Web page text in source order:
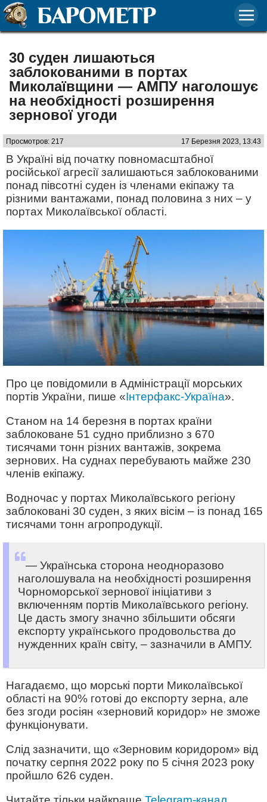
30 суден лишаються
заблокованими в портах
Миколаївщини — АМПУ наголошує
на необхідності розширення
зернової угоди
Просмотров: 217 17 Березня 2023, 13:43
В Україні від початку повномасштабної
російської агресії залишаються заблокованими
понад півсотні суден із членами екіпажу та
різними вантажами, понад половина з них – у
портах Миколаївської області.
Про це повідомили в Адміністрації морських
портів України, пише «Інтерфакс-Україна».
Станом на 14 березня в портах країни
заблоковане 51 судно приблизно з 670
тисячами тонн різних вантажів, зокрема
зернових. На суднах перебувають майже 230
членів екіпажу.
Водночас у портах Миколаївського регіону
заблоковані 30 суден, з яких вісім – із понад 165
тисячами тонн агропродукції.
— Українська сторона неодноразово
наголошувала на необхідності розширення
Чорноморської зернової ініціативи з
включенням портів Миколаївського регіону.
Це дасть змогу значно збільшити обсяги
експорту українського продовольства до
нужденних країн світу, – зазначили в АМПУ.
Нагадаємо, що морські порти Миколаївської
області на 90% готові до експорту зерна, але
без згоди росіян «зерновий коридор» не зможе
функціонувати.
Слід зазначити, що «Зерновим коридором» від
початку серпня 2022 року по 5 січня 2023 року
пройшло 626 суден.